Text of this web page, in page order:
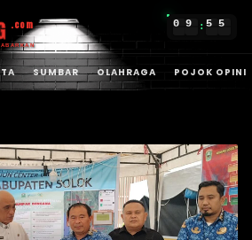
.com 0 9 : 5 5
SUMBAR OLAHRAGA POJOK OPINI